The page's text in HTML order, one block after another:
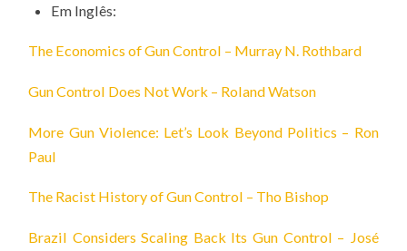
Em Inglês:
The Economics of Gun Control – Murray N. Rothbard
Gun Control Does Not Work – Roland Watson
More Gun Violence: Let’s Look Beyond Politics – Ron
Paul
The Racist History of Gun Control – Tho Bishop
Brazil Considers Scaling Back Its Gun Control – José